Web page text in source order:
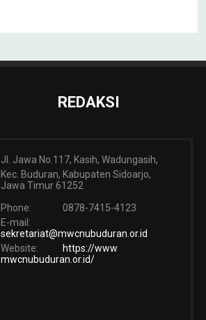
REDAKSI
Jl. Jawa No.117, Kasih, Wadungasih,
Kec. Buduran, Kabupaten Sidoarjo,
Jawa Timur 61252
Phone:
0878-7415-4123
E-mail:
sekretariat@mwcnubuduran.or.id
Website:
https://www
mwcnubuduran.or.id/